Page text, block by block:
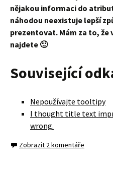
nějakou informaci do
náhodou neexistuje lepší
prezentovat. Mám za to, že
najdete 🙂
Související
Nepoužívajte tooltipy
I thought title text
wrong.
Zobrazit 2 komentáře